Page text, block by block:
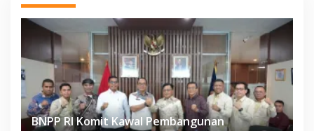
BNPP RI Komit Kawal Pembangunan